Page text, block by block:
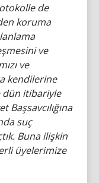
de
koruma
ve
ve
kendilerine
dün itibariyle
Başsavcılığına
suç
Buna ilişkin
üyelerimize